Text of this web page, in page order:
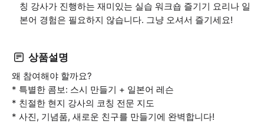
칭 강사가 진행하는 재미있는 실습 워크숍 즐기기 요리나 일
본어 경험은 필요하지 않습니다. 그냥 오셔서 즐기세요!
상품설명
왜 참여해야 할까요?
* 특별한 콤보: 스시 만들기 + 일본어 레슨
* 친절한 현지 강사의 코칭 전문 지도
* 사진, 기념품, 새로운 친구를 만들기에 완벽합니다!